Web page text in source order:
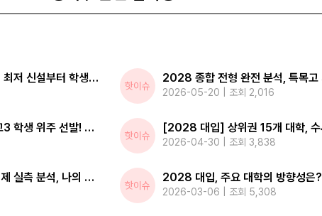
[2028학년도 논술] 수능 최저 신설부터 학생부 반영까지 변화 총 정리
핫이슈
2026-05-20 | 조회 2,016
2028학년도 교과 전형 고3 학생 위주 선발! 선발 인원 527명 증가
핫이슈
2026-04-30 | 조회 3,838
[수시] 2028 내신 5등급제 실측 분석, 나의 내신 등급 위치는?
핫이슈
2028 대입, 주요 대학의 방향성은?
2026-03-06 | 조회 5,308